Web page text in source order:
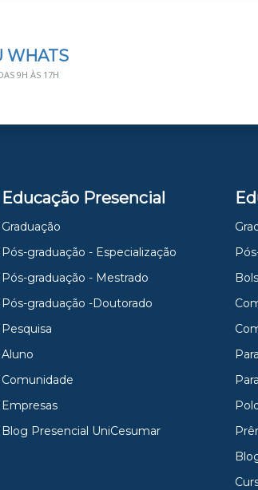
WHATS
9H ÀS 17H
Educação Presencial
Graduação
Pós-graduação - Especialização
Pós-graduação - Mestrado
Pós-graduação -Doutorado
Pesquisa
Aluno
Comunidade
Empresas
Blog Presencial UniCesumar